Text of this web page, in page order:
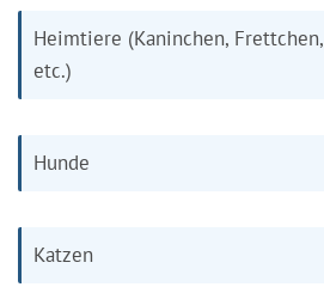
Heimtiere (Kaninchen, Frettchen,
etc.)
Hunde
Katzen